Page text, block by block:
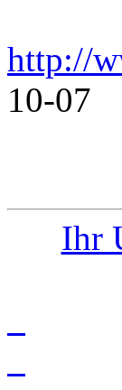
http://
10-07
Ihr